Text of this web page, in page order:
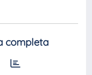
completa